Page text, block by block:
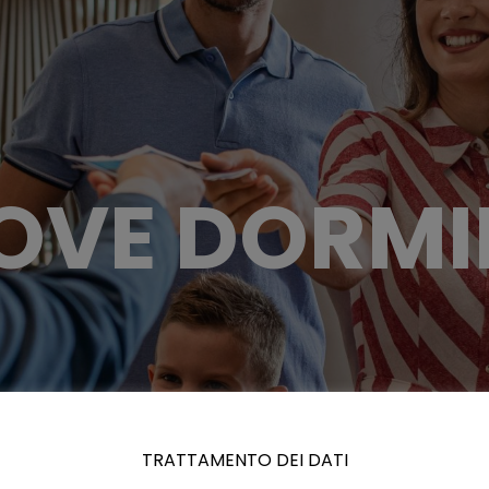
TRATTAMENTO DEI DATI